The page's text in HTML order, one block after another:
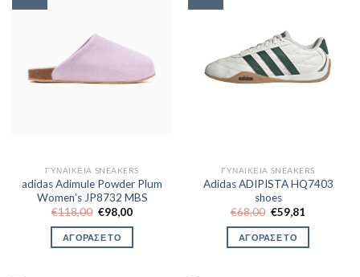
ΓΥΝΑΙΚΕΊΑ SNEAKERS
adidas Adimule Powder Plum
Women’s JP8732 MBS
€118,00 Original
price
was:
€118,00.
€98,00Η
ΑΓΟΡΑΣΕ ΤΟ
ΓΥΝΑΙΚΕΊΑ SNEAKERS
Adidas ADIPISTA HQ7403
shoes
€68,00 Original
price
was:
€68,00.
€59,81
τιμή
ΑΓΟΡΑΣΕ ΤΟ